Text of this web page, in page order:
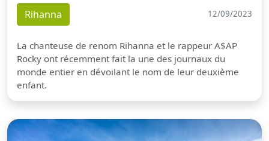
Rihanna 12/09/2023
La chanteuse de renom Rihanna et le rappeur A$AP
Rocky ont récemment fait la une des journaux du
monde entier en dévoilant le nom de leur deuxième
enfant.